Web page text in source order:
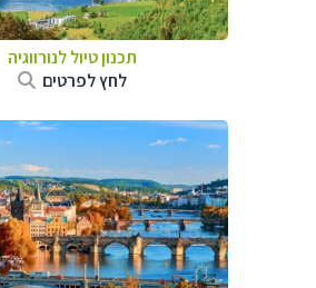
תכנון טיול לנורווגיה
לחץ לפרטים